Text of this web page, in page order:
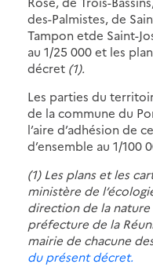
des-Palmistes, de
Tampon etde Saint-
au 1/25 000 et les
décret (1).
Les parties du
de la commune du
l’aire d’adhésion de
d’ensemble au 1/100
(1) Les plans et les
ministère de
direction de la nature
préfecture de la
mairie de chacune
du présent décret.